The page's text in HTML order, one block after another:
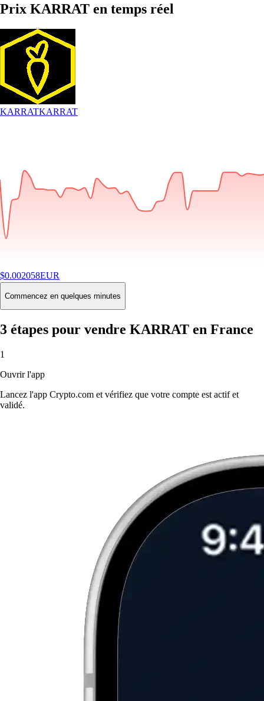
Prix KARRAT en temps réel
KARRATKARRAT
$0.002058EUR
-0.06%24H
Buy
Commencez en quelques minutes
3 étapes pour vendre KARRAT en France
1
Ouvrir l'app
Lancez l'app Crypto.com et vérifiez que votre compte est actif et
validé.